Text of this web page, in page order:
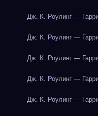
Дж. К. Роулинг —
Дж. К. Роулинг —
Дж. К. Роулинг —
Дж. К. Роулинг —
Дж. К. Роулинг —